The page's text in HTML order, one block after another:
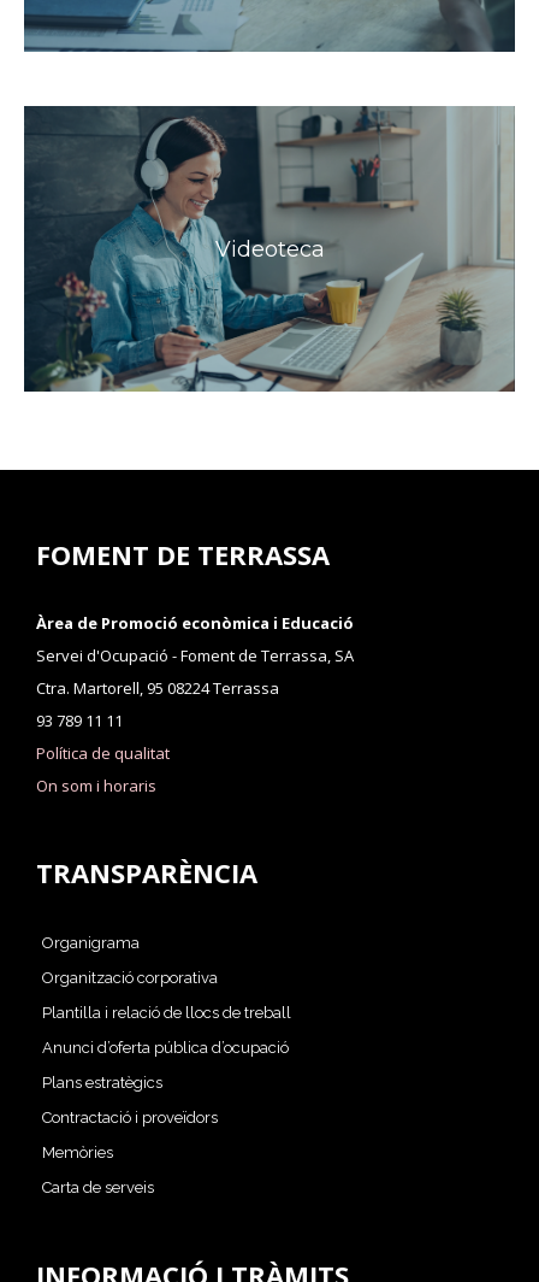
Videoteca
FOMENT DE TERRASSA
Àrea de Promoció econòmica i Educació
Servei d'Ocupació - Foment de Terrassa, SA
Ctra. Martorell, 95 08224 Terrassa
93 789 11 11
Política de qualitat
On som i horaris
TRANSPARÈNCIA
Organigrama
Organització corporativa
Plantilla i relació de llocs de treball
Anunci d’oferta pública d’ocupació
Plans estratègics
Contractació i proveïdors
Memòries
Carta de serveis